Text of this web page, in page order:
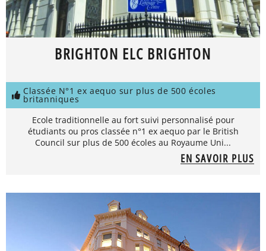
BRIGHTON ELC BRIGHTON
Classée N°1 ex aequo sur plus de 500 écoles
britanniques
Ecole traditionnelle au fort suivi personnalisé pour
étudiants ou pros classée n°1 ex aequo par le British
Council sur plus de 500 écoles au Royaume Uni...
EN SAVOIR PLUS